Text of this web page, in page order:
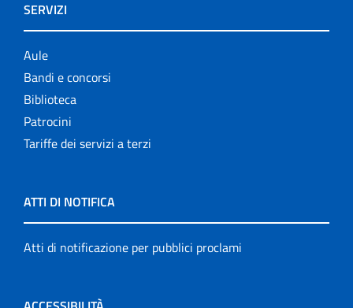
SERVIZI
Aule
Bandi e concorsi
Biblioteca
Patrocini
Tariffe dei servizi a terzi
ATTI DI NOTIFICA
Atti di notificazione per pubblici proclami